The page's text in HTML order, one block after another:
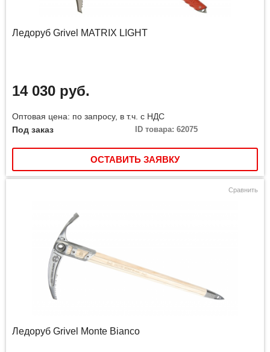
Ледоруб Grivel MATRIX LIGHT
14 030 руб.
Оптовая цена: по запросу, в т.ч. с НДС
Под заказ
ID товара: 62075
ОСТАВИТЬ ЗАЯВКУ
Сравнить
Ледоруб Grivel Monte Bianco